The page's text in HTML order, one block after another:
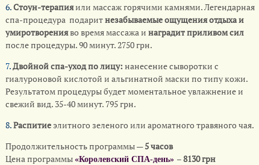
6.Cтоун-терапияили массаж горячими камнями. Легендарная
спа-процедура подаритнезабываемые ощущения отдыха и
умиротворенияво время массажа и наградит приливом сил
после процедуры. 90 минут. 2750 грн.
7.Двойной спа-уход по лицу: нанесение сыворотки с
гиалуроновой кислотой и альгинатной маски по типу кожи.
Результатом процедуры будет моментальное увлажнение и
свежий вид. 35-40 минут. 795 грн.
8.Распитиеэлитного зеленого или ароматного травяного чая.
Продолжительность программы —5 часов
Цена программы «Королевский СПА-день» –8130 грн